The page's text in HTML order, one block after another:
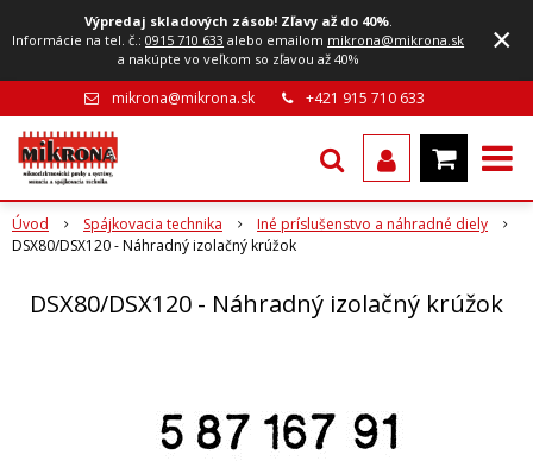
Výpredaj skladových zásob! Zľavy až do 40%.
Informácie na tel. č.:0915 710 633 alebo emailom mikrona@mikrona.sk
a nakúpte vo veľkom so zľavou až 40%
×
mikrona@mikrona.sk +421 915 710 633
Úvod Spájkovacia technika
Iné príslušenstvo a náhradné diely
DSX80/DSX120 - Náhradný izolačný krúžok
DSX80/DSX120 - Náhradný izolačný krúžok